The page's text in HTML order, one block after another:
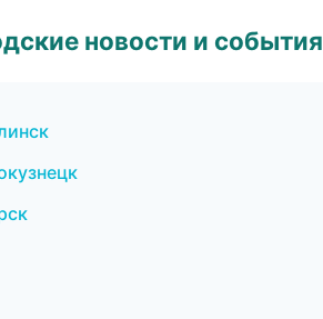
новости и события